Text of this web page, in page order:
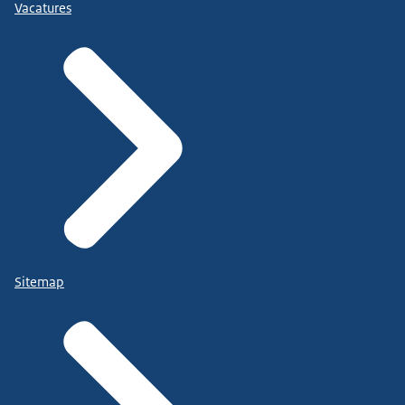
Vacatures
Sitemap